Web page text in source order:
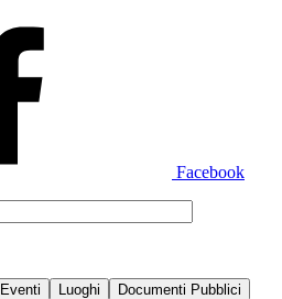
Facebook
Eventi Luoghi
Documenti Pubblici